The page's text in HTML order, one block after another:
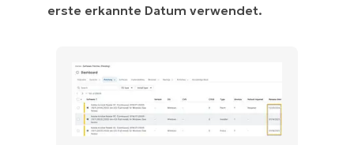
erste erkannte Datum verwendet.